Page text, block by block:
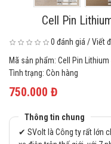
Cell Pin
0 đánh giá /Viết
Mã sản phẩm: Cell Pin Lithium
Tình trạng: Còn hàng
750.000 Đ
Thông tin chung
✔ SVolt là Công ty rất lớn